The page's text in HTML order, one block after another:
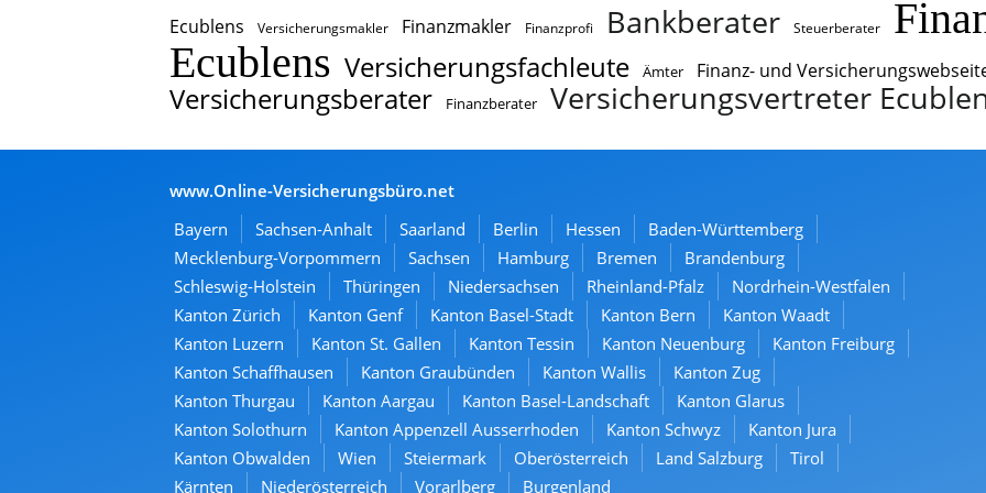
Ecublens
Versicherungsmakler Finanzmakler Finanzprofi Bankberater Steuerberater
Ecublens Versicherungsfachleute Ämter Finanz- und
Versicherungsberater Finanzberater Versicherungsvertreter
www.Online-Versicherungsbüro.net
Bayern
Sachsen-Anhalt Saarland Berlin Hessen
Baden-Württemberg
Mecklenburg-Vorpommern
Sachsen Hamburg Bremen
Brandenburg
Schleswig-Holstein
Thüringen Niedersachsen Rheinland-Pfalz
Nordrhein-Westfalen
Kanton Zürich
Kanton Genf Kanton Basel-Stadt Kanton Bern
Kanton Waadt
Kanton Luzern
Kanton St. Gallen Kanton Tessin Kanton Neuenburg
Kanton Freiburg
Kanton Schaffhausen
Kanton Graubünden Kanton Wallis
Kanton Zug
Kanton Thurgau
Kanton Aargau Kanton Basel-Landschaft
Kanton Glarus
Kanton Solothurn
Kanton Appenzell Ausserrhoden Kanton Schwyz
Kanton Jura
Kanton Obwalden
Wien Steiermark Oberösterreich Land Salzburg
Tirol
Kärnten
Niederösterreich Vorarlberg Burgenland